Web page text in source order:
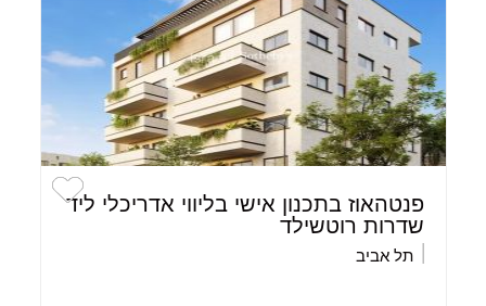
פנטהאוז בתכנון אישי בליווי אדריכלי ליד
שדרות רוטשילד
תל אביב